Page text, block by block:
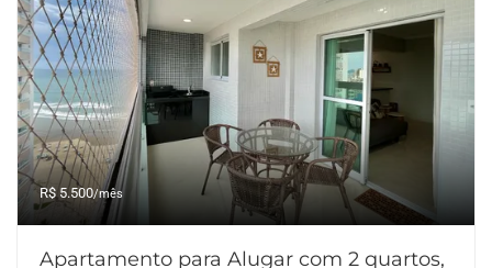
R$ 5.500/mês
Apartamento para Alugar com 2 quartos,